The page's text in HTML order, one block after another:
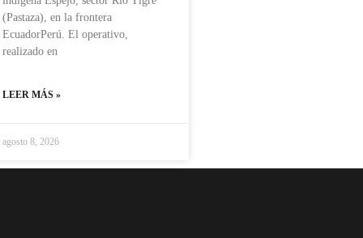
(Pastaza), en la frontera
EcuadorPerú. El operativo,
realizado en
LEER MÁS »
agosto 8, 2026